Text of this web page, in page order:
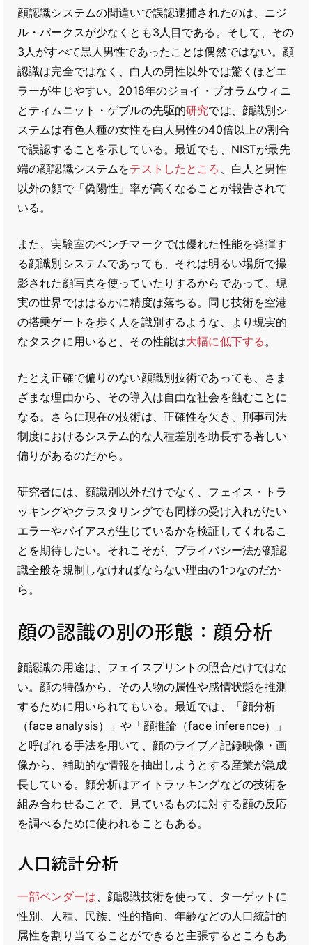
顔認識システムの間違いで誤認逮捕されたのは、ニジ
ル・パークスが少なくとも3人目である。そして、その
3人がすべて黒人男性であったことは偶然ではない。顔
認識は完全ではなく、白人の男性以外では驚くほどエ
ラーが生じやすい。2018年のジョイ・ブオラムウィニ
とティムニット・ゲブルの先駆的研究では、顔識別シ
ステムは有色人種の女性を白人男性の40倍以上の割合
で誤認することを示している。最近でも、NISTが最先
端の顔認識システムをテストしたところ 、白人と男性
以外の顔で「偽陽性」率が高くなることが報告されて
いる。
また、実験室のベンチマークでは優れた性能を発揮す
る顔識別システムであっても、それは明るい場所で撮
影された顔写真を使っていたりするからであって、現
実の世界でははるかに精度は落ちる。同じ技術を空港
の搭乗ゲートを歩く人を識別するような、より現実的
なタスクに用いると、その性能は大幅に低下する。
たとえ正確で偏りのない顔識別技術であっても、さま
ざまな理由から、その導入は自由な社会を蝕むことに
なる。さらに現在の技術は、正確性を欠き、刑事司法
制度におけるシステム的な人種差別を助長する著しい
偏りがあるのだから。
研究者には、顔識別以外だけでなく、フェイス・トラ
ッキングやクラスタリングでも同様の受け入れがたい
エラーやバイアスが生じているかを検証してくれるこ
とを期待したい。それこそが、プライバシー法が顔認
識全般を規制しなければならない理由の1つなのだか
ら。
顔の認識の別の形態：顔分析
顔認識の用途は、フェイスプリントの照合だけではな
い。顔の特徴から、その人物の属性や感情状態を推測
するために用いられてもいる。最近では、「顔分析
（face analysis）」や「顔推論（face inference）」
と呼ばれる手法を用いて、顔のライブ／記録映像・画
像から、補助的な情報を抽出しようとする産業が急成
長している。顔分析はアイトラッキングなどの技術を
組み合わせることで、見ているものに対する顔の反応
を調べるために使われることもある。
人口統計分析
一部ベンダーは、顔認識技術を使って、ターゲットに
性別、人種、民族、性的指向、年齢などの人口統計的
属性を割り当てることができると主張するところもあ